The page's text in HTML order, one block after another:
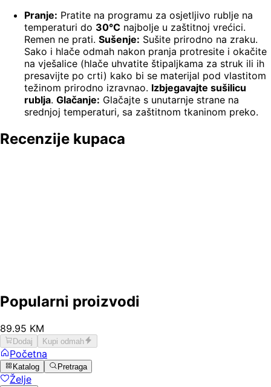
Pranje: Pratite na programu za osjetljivo rublje na
temperaturi do 30°C najbolje u zaštitnoj vrećici.
Remen ne prati. Sušenje: Sušite prirodno na zraku.
Sako i hlače odmah nakon pranja protresite i okačite
na vješalice (hlače uhvatite štipaljkama za struk ili ih
presavijte po crti) kako bi se materijal pod vlastitom
težinom prirodno izravnao. Izbjegavajte sušilicu
rublja. Glačanje: Glačajte s unutarnje strane na
srednjoj temperaturi, sa zaštitnom tkaninom preko.
Recenzije kupaca
Popularni proizvodi
89.95 KM
Dodaj Kupi odmah
Početna
Katalog Pretraga
Želje